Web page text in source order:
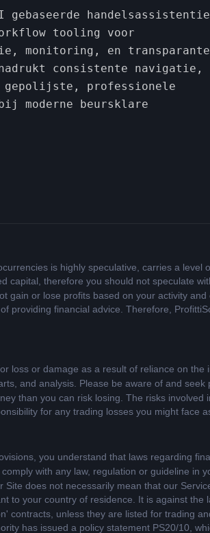
handelsassistentie
tooling voor
monitoring, en transparante
consistente navigatie,
gepolijste, professionele
moderne beursklare